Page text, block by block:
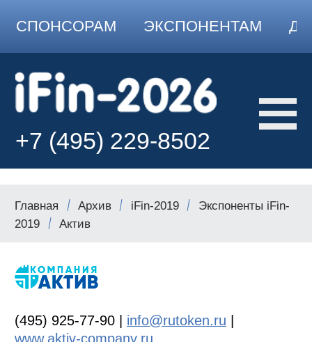
СПОНСОРАМ ЭКСПОНЕНТАМ
+7 (495) 229-8502
Главная Архив iFin-2019
Экспоненты iFin-
2019
Актив
(495) 925-77-90 | info@rutoken.ru
www.aktiv-company.ru